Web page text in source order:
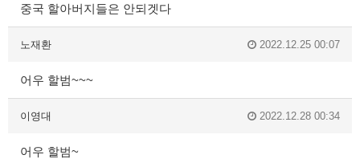
중국 할아버지들은 안되겟다
노재환 2022.12.25 00:07
어우 할범~~~
이영대 2022.12.28 00:34
어우 할범~